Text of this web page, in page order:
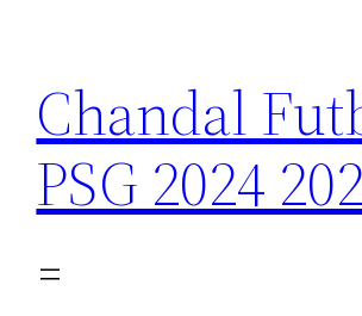
contenido
Chandal
PSG 2024